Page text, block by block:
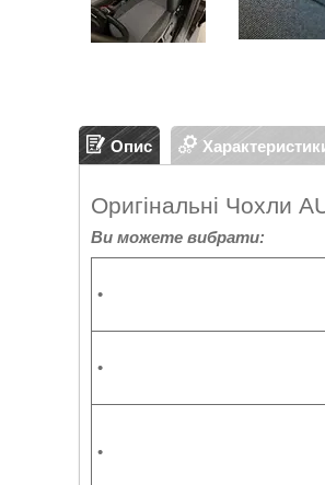
Опис
Оригінальні Чохли
Ви можете вибрати:
•
•
•